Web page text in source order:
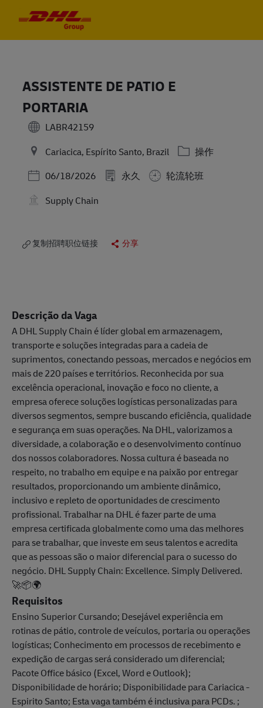
ASSISTENTE DE PATIO E
PORTARIA
LABR42159
Cariacica, Espírito Santo, Brazil
类别操作
Posted Date
06/18/2026 永久
轮流轮班
Supply Chain
复制招聘职位链接 分享
Descrição da Vaga
A DHL Supply Chain é líder global em armazenagem,
transporte e soluções integradas para a cadeia de
suprimentos, conectando pessoas, mercados e negócios em
mais de 220 países e territórios. Reconhecida por sua
excelência operacional, inovação e foco no cliente, a
empresa oferece soluções logísticas personalizadas para
diversos segmentos, sempre buscando eficiência, qualidade
e segurança em suas operações. Na DHL, valorizamos a
diversidade, a colaboração e o desenvolvimento contínuo
dos nossos colaboradores. Nossa cultura é baseada no
respeito, no trabalho em equipe e na paixão por entregar
resultados, proporcionando um ambiente dinâmico,
inclusivo e repleto de oportunidades de crescimento
profissional. Trabalhar na DHL é fazer parte de uma
empresa certificada globalmente como uma das melhores
para se trabalhar, que investe em seus talentos e acredita
que as pessoas são o maior diferencial para o sucesso do
negócio. DHL Supply Chain: Excellence. Simply Delivered.
🚀📦🌍
Requisitos
Ensino Superior Cursando; Desejável experiência em
rotinas de pátio, controle de veículos, portaria ou operações
logísticas; Conhecimento em processos de recebimento e
expedição de cargas será considerado um diferencial;
Pacote Office básico (Excel, Word e Outlook);
Disponibilidade de horário; Disponibilidade para Cariacica -
Espirito Santo; Esta vaga também é inclusiva para PCDs. ;